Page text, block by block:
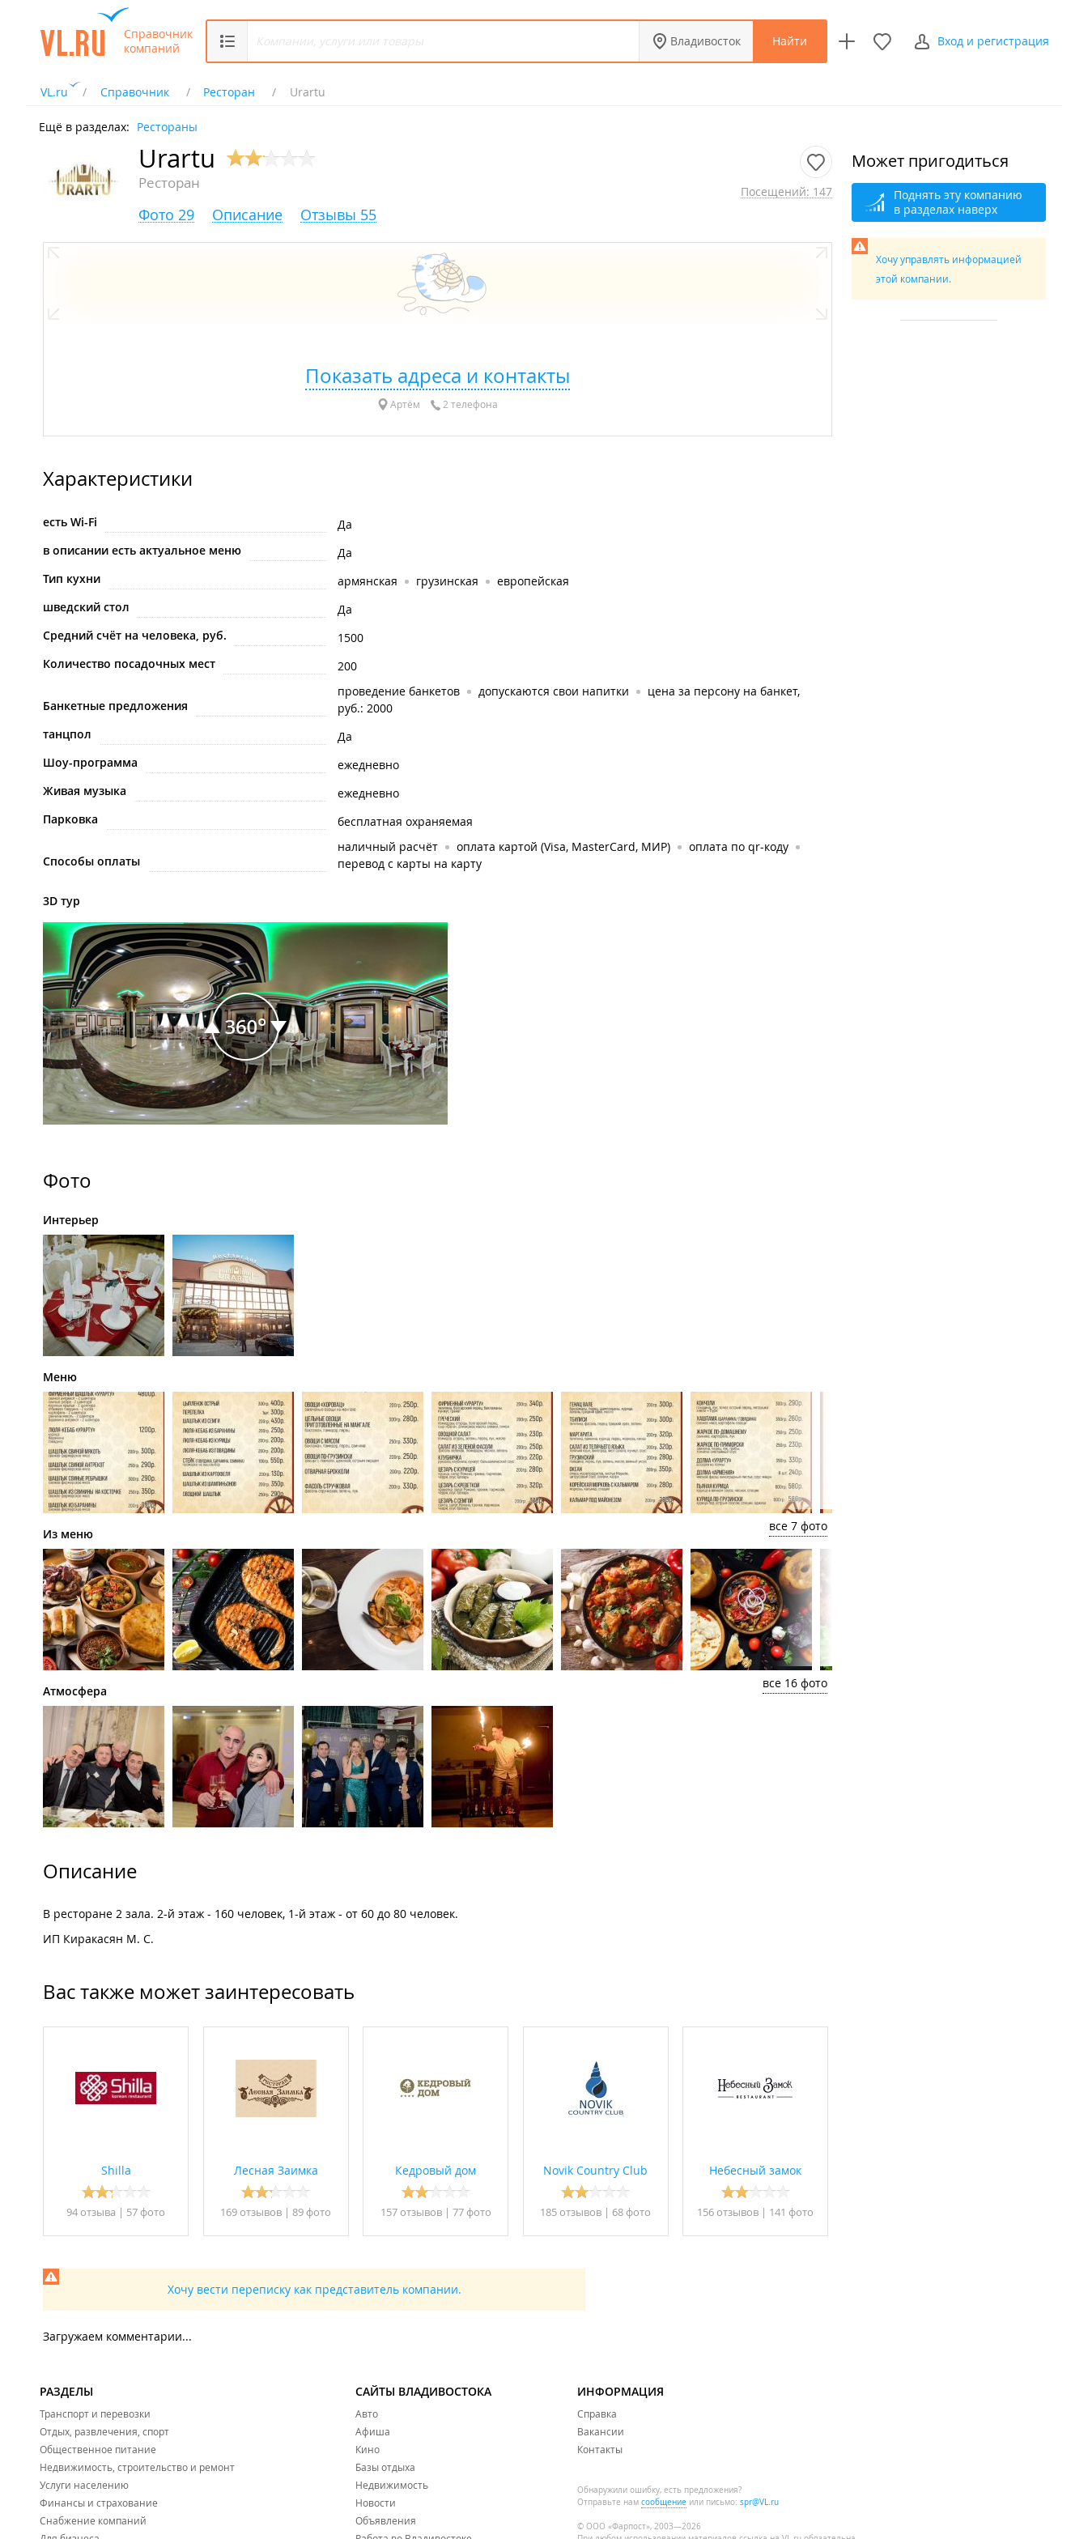
Справочник
компаний
Владивосток Найти Вход и регистрация
VL.ru Справочник Ресторан Urartu
Ещё в разделах: Рестораны
Urartu
Ресторан Посещений: 147
Фото 29 Описание Отзывы 55
Показать адреса и контакты
Артём 2 телефона
Характеристики
есть Wi-Fi
Да
в описании есть актуальное меню
Да
Тип кухни
армянская грузинская
европейская
шведский стол
Да
Средний счёт на человека, руб.
1500
Количество посадочных мест
200
Банкетные предложения
проведение банкетов допускаются свои напитки
цена за персону на банкет,
руб.: 2000
танцпол
Да
Шоу-программа
ежедневно
Живая музыка
ежедневно
Парковка
бесплатная охраняемая
Способы оплаты
наличный расчёт оплата картой (Visa, MasterCard, МИР)
оплата по qr-коду
перевод с карты на карту
3D тур
Фото
Интерьер
Меню
все 7 фото
Из меню
все 16 фото
Атмосфера
Описание
В ресторане 2 зала. 2-й этаж - 160 человек, 1-й этаж - от 60 до 80 человек.
ИП Киракасян М. С.
Вас также может заинтересовать
Shilla
94 отзывa | 57 фото
Лесная Заимка
169 отзывов | 89 фото
Кедровый дом
157 отзывов| 77 фото
Novik Country Club
185 отзывов | 68 фото
Небесный замок
156 отзывов | 141 фото
Хочу вести переписку как представитель компании.
Загружаем комментарии...
Может пригодиться
Поднять эту компанию
в разделах наверх
Хочу управлять информацией
этой компании.
РАЗДЕЛЫ
Транспорт и перевозки
Отдых, развлечения, спорт
Общественное питание
Недвижимость, строительство и ремонт
Услуги населению
Финансы и страхование
Снабжение компаний
САЙТЫ ВЛАДИВОСТОКА
Авто
Афиша
Кино
Базы отдыха
Недвижимость
Новости
Объявления
ИНФОРМАЦИЯ
Справка
Вакансии
Контакты
Обнаружили ошибку, есть предложения?
Отправьте нам сообщение или письмо: spr@VL.ru
© ООО «Фарпост», 2003—2026